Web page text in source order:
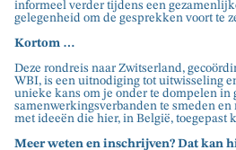
informeel verder tijdens een
gelegenheid om de gesprekken voort te
Kortom …
Deze rondreis naar Zwitserland,
WBI, is een uitnodiging tot uitwisseling
unieke kans om je onder te dompelen in
samenwerkingsverbanden te smeden
met ideeën die hier, in België, toegepast
Meer weten en inschrijven? Dat kan